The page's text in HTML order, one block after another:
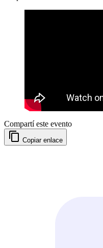
Compartí este evento
Copiar enlace